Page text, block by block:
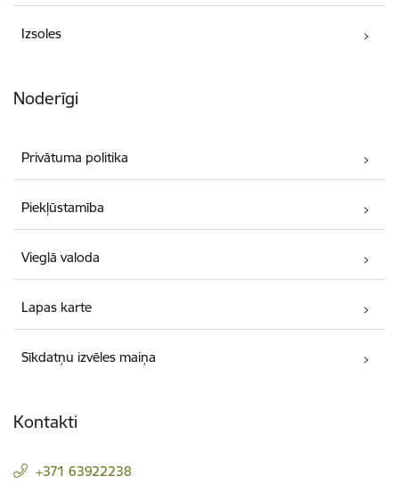
Izsoles
Noderīgi
Privātuma politika
Piekļūstamība
Vieglā valoda
Lapas karte
Sīkdatņu izvēles maiņa
Kontakti
+371 63922238